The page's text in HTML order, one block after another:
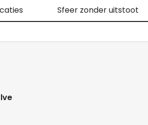
Sfeer zonder uitstoot